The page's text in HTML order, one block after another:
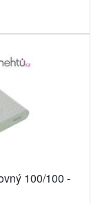
100/100 -